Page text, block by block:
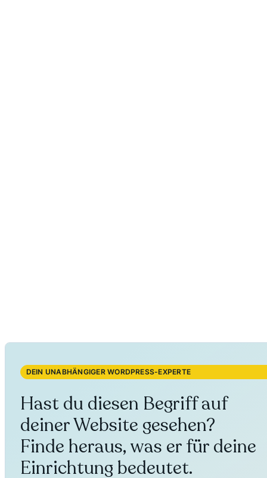
DEIN UNABHÄNGIGER WORDPRESS-EXPERTE
Hast du diesen Begriff auf
deiner Website gesehen?
Finde heraus, was er für deine
Einrichtung bedeutet.